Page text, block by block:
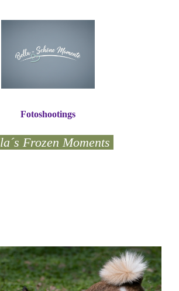
Frozen Moments
Fotoshootings